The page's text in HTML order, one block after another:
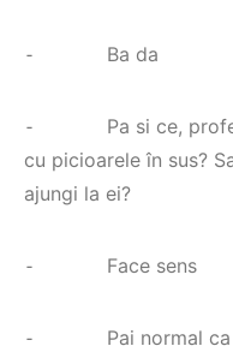
⁃ Ba da
⁃ Pa si ce,
cu picioarele în sus?
ajungi la ei?
⁃ Face sens
⁃ Pai normal ca